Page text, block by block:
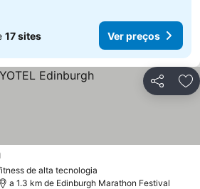
17 sites Ver preços
Partilhar
de alta tecnologia
a 1.3 km de Edinburgh Marathon Festival